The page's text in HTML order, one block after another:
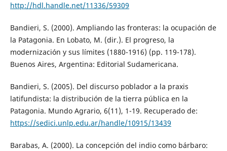
http://hdl.handle.net/11336/59309
Bandieri, S. (2000). Ampliando las fronteras: la ocupación de
la Patagonia. En Lobato, M. (dir.). El progreso, la
modernización y sus límites (1880-1916) (pp. 119-178).
Buenos Aires, Argentina: Editorial Sudamericana.
Bandieri, S. (2005). Del discurso poblador a la praxis
latifundista: la distribución de la tierra pública en la
Patagonia. Mundo Agrario, 6(11), 1-19. Recuperado de:
https://sedici.unlp.edu.ar/handle/10915/13439
Barabas, A. (2000). La concepción del indio como bárbaro: